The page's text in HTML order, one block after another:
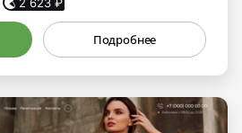
Подробнее